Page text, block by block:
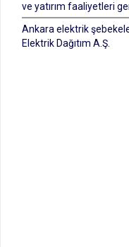
ve yatırım faaliyetleri
Ankara elektrik
Elektrik Dağıtım A.Ş.